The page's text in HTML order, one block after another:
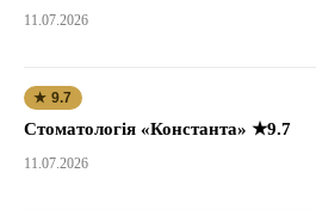
11.07.2026
★ 9.7
Стоматологія «Константа» ★9.7
11.07.2026